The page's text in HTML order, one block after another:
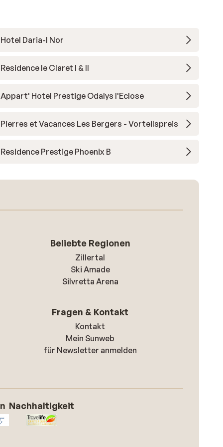
Hotel Daria-I Nor
Residence le Claret I & II
Appart' Hotel Prestige Odalys l'Eclose
Pierres et Vacances Les Bergers - Vorteilspreis
Residence Prestige Phoenix B
Beliebte Regionen
Zillertal
Ski Amade
Silvretta Arena
Fragen & Kontakt
Kontakt
Mein Sunweb
für Newsletter anmelden
Nachhaltigkeit